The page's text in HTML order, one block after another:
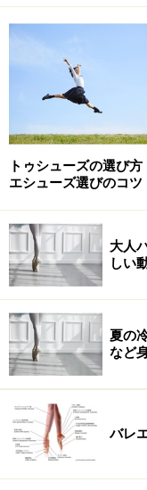
新国立
鳥の湖』2010年公
2010年にバ
主演を務めた
のプリンシ
擢での白鳥役
たか？
小野＞
“ムリです
と技術もヘロヘロ
ない。それでもど
ことで、山本さん
と思うんですけど
になるし、その世
て、新人と組まさ
トゥシューズの選び方
エシューズ選びのコツ
大人
しい
夏の
など
バレ